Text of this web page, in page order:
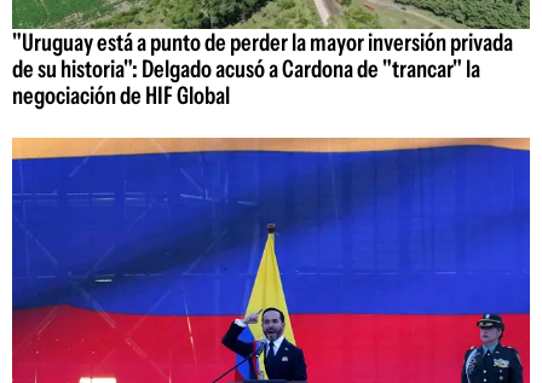
"Uruguay está a punto de perder la mayor inversión privada
de su historia": Delgado acusó a Cardona de "trancar" la
negociación de HIF Global